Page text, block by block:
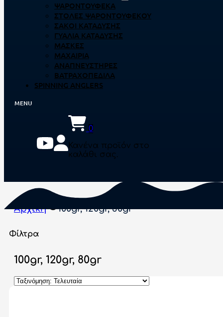
ΨΑΡΟΝΤΟΎΦΕΚΑ
ΣΤΟΛΈΣ ΨΑΡΟΝΤΟΎΦΕΚΟΥ
ΣΆΚΟΙ ΚΑΤΆΔΥΣΗΣ
ΓΥΑΛΙΆ ΚΑΤΆΔΥΣΗΣ
ΜΆΣΚΕΣ
ΜΑΧΑΊΡΙΑ
ΑΝΑΠΝΕΥΣΤΉΡΕΣ
ΒΑΤΡΑΧΟΠΈΔΙΛΑ
SPINNING ANGLERS
0
Κανένα προϊόν στο
καλάθι σας.
Αρχική 100gr, 120gr, 80gr
Φίλτρα
100gr, 120gr, 80gr